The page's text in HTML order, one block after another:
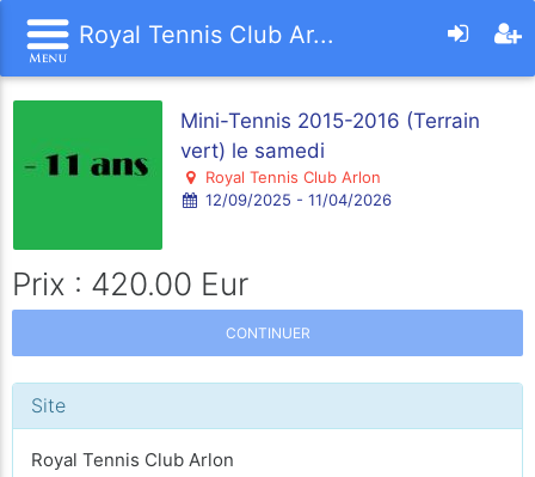
Royal Tennis Club Ar...
Mini-Tennis 2015-2016 (Terrain
vert) le samedi
Royal Tennis Club Arlon
12/09/2025 - 11/04/2026
Prix : 420.00 Eur
CONTINUER
Site
Royal Tennis Club Arlon